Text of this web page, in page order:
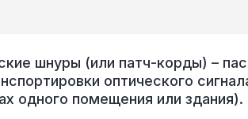
шнуры (или патч-корды) –
оптического
одного помещения или